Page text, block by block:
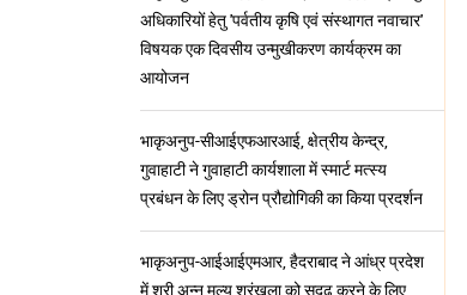
विषयक एक दिवसीय उन्मुखीकरण कार्यक्रम का
आयोजन
भाकृअनुप-सीआईएफआरआई, क्षेत्रीय केन्द्र,
गुवाहाटी ने गुवाहाटी कार्यशाला में स्मार्ट मत्स्य
प्रबंधन के लिए ड्रोन प्रौद्योगिकी का किया प्रदर्शन
भाकृअनुप-आईआईएमआर, हैदराबाद ने आंध्र प्रदेश
में श्री अन्न मूल्य श्रृंखला को सुदृढ़ करने के लिए
जनजातीय एफपीओ को श्री अन्न प्राथमिक